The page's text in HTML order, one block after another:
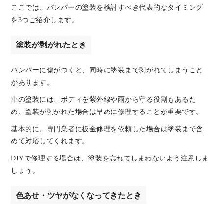
ここでは、バンパーの塗装を検討すべき代表的なタイミング
を3つご紹介します。
塗装が剥がれたとき
バンパーに傷がつくと、同時に塗装まで剥がれてしまうこと
があります。
車の塗装には、ボディを紫外線や雨から守る役割もあるた
め、塗装が剥がれた場合は早めに修理することが重要です。
基本的に、専門業者に板金修理を依頼した場合は塗装まで含
めて対応してくれます。
DIYで修理する場合は、塗装を忘れてしまわないよう注意しま
しょう。
色あせ・ツヤがなくなってきたとき